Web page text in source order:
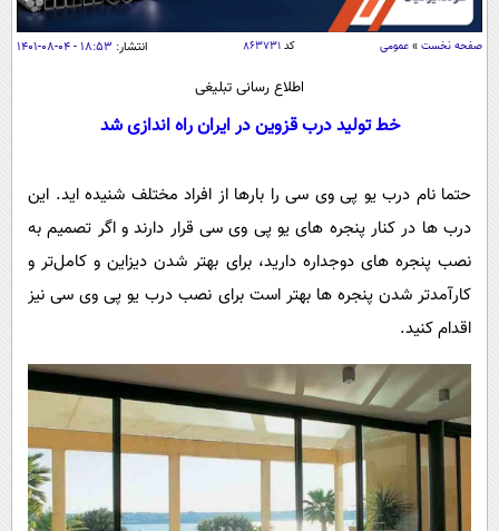
اقتصاد
اقتصادی
خودرو
جامعه
اجتماعی
سلامت
یک برش دانایی
محیط زیست
ورزشی
سیاست خارجی
فرهنگ و هنر
علم و دانش
فناوری و It
قرآن
گوناگون
باشگاه مغز
مجله تصویری سلاح
ورزش
سیاست
سرگرمی
عصر ایران 2
خواندنی ها و دیدنی ها
داستان کوتاه
آموزش زبان
صفحه نخست » عمومی کد ۸۶۳۷۳۱ انتشار: ۱۸:۵۳ - ۰۴-۰۸-۱۴۰۱
اطلاع رسانی تبلیغی
خط تولید درب قزوین در ایران راه اندازی شد
حتما نام درب یو پی وی سی را بارها از افراد مختلف شنیده ‌اید. این
درب‌ ها در کنار پنجره ‌های یو پی وی سی قرار دارند و اگر تصمیم به
نصب پنجره‌ های دوجداره دارید، برای بهتر شدن دیزاین و کامل‌تر و
کارآمدتر شدن پنجره ها بهتر است برای نصب درب‌ یو پی وی سی نیز
اقدام کنید.